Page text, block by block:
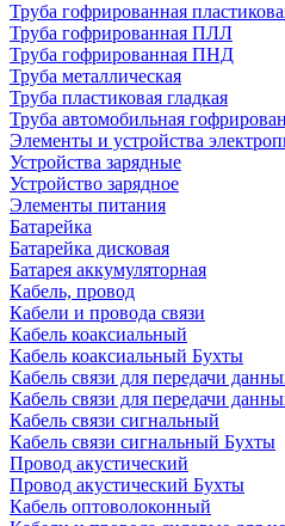
Труба гофрированная
Труба гофрированная ПЛЛ
Труба гофрированная ПНД
Труба металлическая
Труба пластиковая гладкая
Труба автомобильная
Элементы и устройства
Устройства зарядные
Устройство зарядное
Элементы питания
Батарейка
Батарейка дисковая
Батарея аккумуляторная
Кабель, провод
Кабели и провода связи
Кабель коаксиальный
Кабель коаксиальный Бухты
Кабель связи для передачи
Кабель связи для передачи
Кабель связи сигнальный
Кабель связи сигнальный Бухты
Провод акустический
Провод акустический Бухты
Кабель оптоволоконный